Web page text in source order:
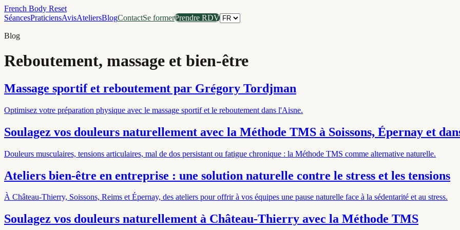
French Body Reset
SéancesPraticiensAvisAteliersBlogContactSe formerPrendre RDV
Blog
Reboutement, massage et bien-être
Massage sportif et reboutement par Grégory Tordjman
Optimisez votre préparation physique avec le massage sportif et le reboutement dans l'Aisne.
Soulagez vos douleurs naturellement avec la Méthode TMS à Soissons, Épernay et
Douleurs musculaires, tensions articulaires, mal de dos persistant ou fatigue chronique : la Méthode TMS comme alternative naturelle.
Ateliers bien-être en entreprise : une solution naturelle contre le stress et les tensions
À Château-Thierry, Soissons, Reims et Épernay, des ateliers pour offrir à vos équipes une pause naturelle face à la sédentarité et au stress.
Soulagez vos douleurs naturellement à Château-Thierry avec la Méthode TMS